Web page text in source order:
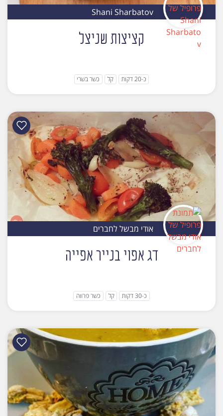
Shani Sharbatov
קציצות שניצל
כ-20 דקות קל כשר בשרי
אודי מבשל לחברים
דג אפוי בנייר אפייה
כ-30 דקות קל כשר פרווה